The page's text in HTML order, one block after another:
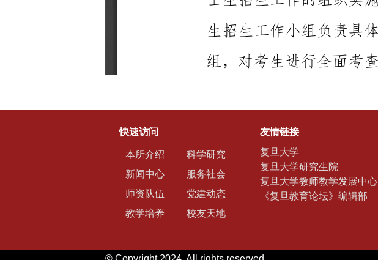
快速访问
本所介绍
新闻中心
师资队伍
教学培养
科学研究
服务社会
党建动态
校友天地
友情链接
复旦大学
复旦大学研究生院
复旦大学教师教学发展中心
《复旦教育论坛》编辑部